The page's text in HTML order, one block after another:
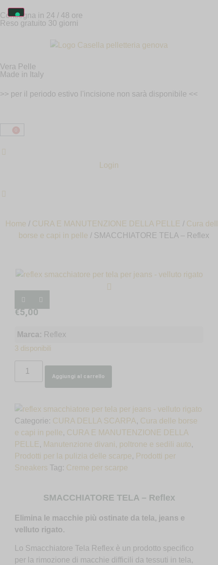
Consegna in 24 / 48 ore
Reso gratuito 30 giorni
Vera Pelle
Made in Italy
>> per il periodo estivo l'incisione non sarà disponibile <<
Login
Home / CURA E MANUTENZIONE DELLA PELLE / Cura
borse e capi in pelle / SMACCHIATORE TELA – Reflex
€5,00
Marca: Reflex
3 disponibili
Aggiungi al carrello
Categorie: CURA DELLA SCARPA, Cura delle borse
e capi in pelle, CURA E MANUTENZIONE DELLA
PELLE , Manutenzione divani, poltrone e sedili auto,
Prodotti per la pulizia delle scarpe, Prodotti per
Sneakers Tag: Creme per scarpe
SMACCHIATORE TELA – Reflex
Elimina le macchie più ostinate da tela, jeans e
velluto rigato.
Lo Smacchiatore Tela Reflex è un prodotto specifico
per la rimozione di macchie difficili da tessuti in tela,